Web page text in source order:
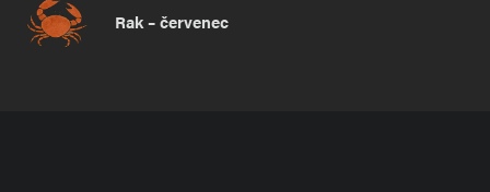
Rak – červenec